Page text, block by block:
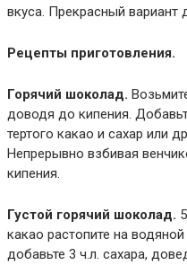
вкуса. Прекрасный вариант
Рецепты приготовления.
Горячий шоколад.
доводя до кипения.
тертого какао и сахар или
Непрерывно взбивая
кипения.
Густой горячий шоколад.
какао растопите на
добавьте 3 ч.л. сахара,